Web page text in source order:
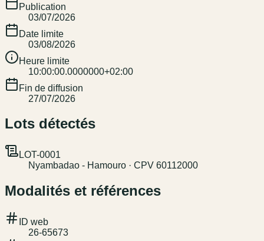
Publication
03/07/2026
Date limite
03/08/2026
Heure limite
10:00:00.0000000+02:00
Fin de diffusion
27/07/2026
Lots détectés
LOT-0001
Nyambadao - Hamouro · CPV 60112000
Modalités et références
ID web
26-65673